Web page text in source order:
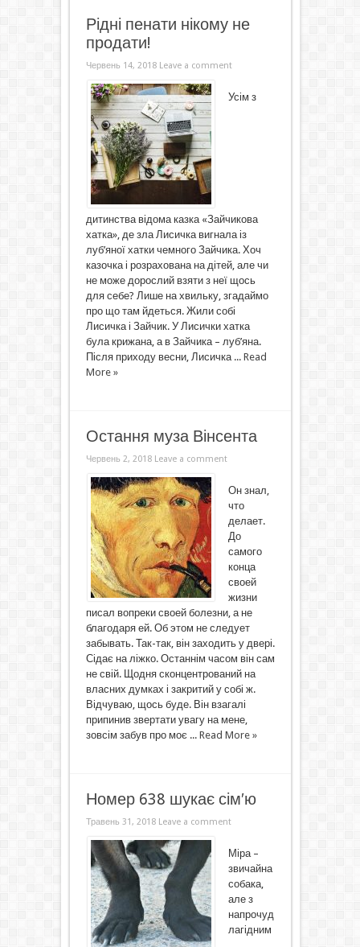
Рідні пенати нікому не
продати!
Червень 14, 2018 Leave a comment
Усім з
дитинства відома казка «Зайчикова
хатка», де зла Лисичка вигнала із
луб’яної хатки чемного Зайчика. Хоч
казочка і розрахована на дітей, але чи
не може дорослий взяти з неї щось
для себе? Лише на хвильку, згадаймо
про що там йдеться. Жили собі
Лисичка і Зайчик. У Лисички хатка
була крижана, а в Зайчика – луб’яна.
Після приходу весни, Лисичка ... Read
More »
Остання муза Вінсента
Червень 2, 2018 Leave a comment
Он знал,
что
делает.
До
самого
конца
своей
жизни
писал вопреки своей болезни, а не
благодаря ей. Об этом не следует
забывать. Так-так, він заходить у двері.
Сідає на ліжко. Останнім часом він сам
не свій. Щодня сконцентрований на
власних думках і закритий у собі ж.
Відчуваю, щось буде. Він взагалі
припинив звертати увагу на мене,
зовсім забув про моє ... Read More »
Номер 638 шукає сім′ю
Травень 31, 2018 Leave a comment
Міра –
звичайна
собака,
але з
напрочуд
лагідним